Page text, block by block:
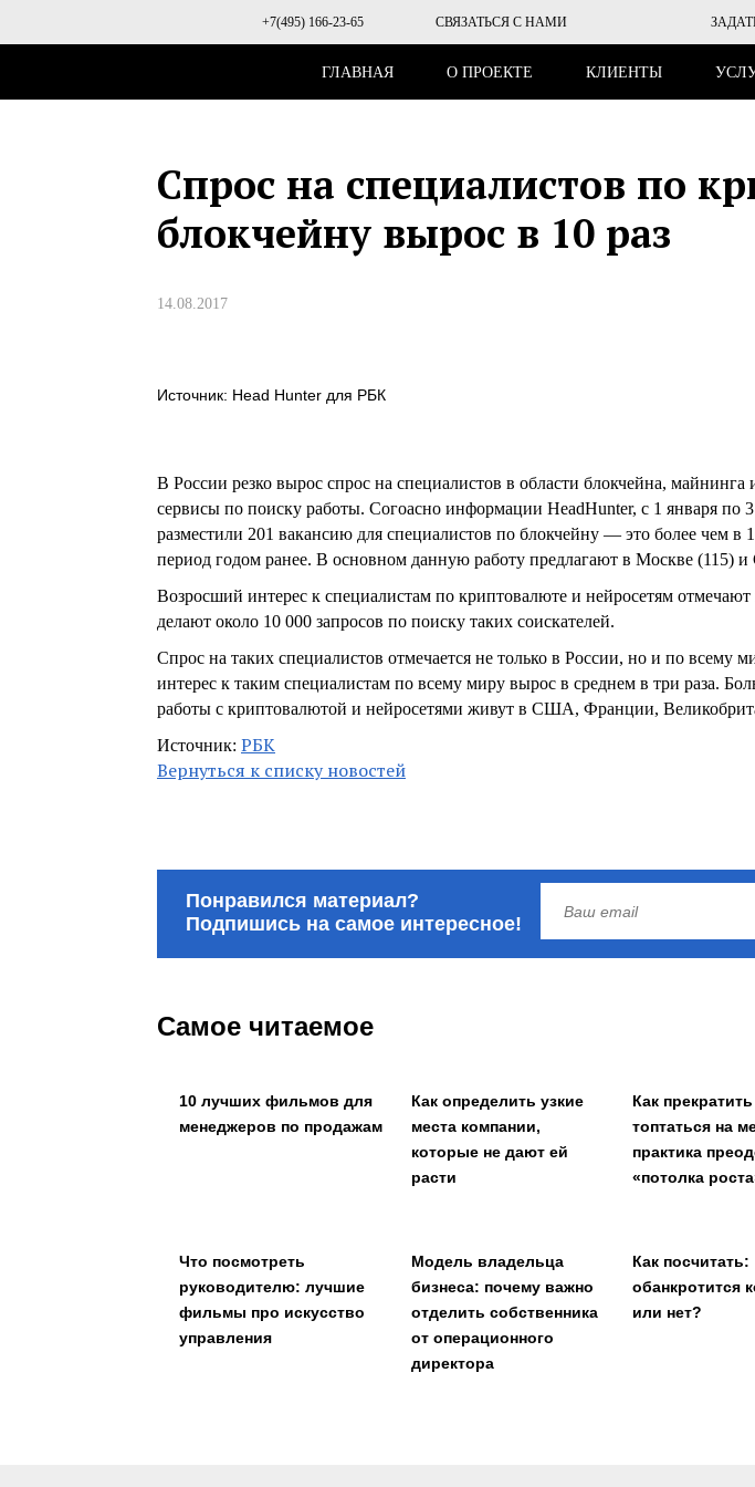
+7(495) 166-23-65 СВЯЗАТЬСЯ С НАМИ
ГЛАВНАЯ О ПРОЕКТЕ КЛИЕНТЫ
Спрос на специалистов по
блокчейну вырос в 10 раз
14.08.2017
Источник: Head Hunter для РБК
В России резко вырос спрос на специалистов в области блокчейна, майнинга
сервисы по поиску работы. Согоасно информации HeadHunter, с 1 января по
разместили 201 вакансию для специалистов по блокчейну — это более чем в
период годом ранее. В основном данную работу предлагают в Москве (115) и
Возросший интерес к специалистам по криптовалюте и нейросетям отмечают
делают около 10 000 запросов по поиску таких соискателей.
Спрос на таких специалистов отмечается не только в России, но и по всему
интерес к таким специалистам по всему миру вырос в среднем в три раза.
работы с криптовалютой и нейросетями живут в США, Франции,
Источник: РБК
Вернуться к списку новостей
Понравился материал?
Подпишись на самое интересное!
Самое читаемое
10 лучших фильмов для
менеджеров по продажам
Как определить узкие
места компании,
которые не дают ей
расти
Как прекратить
топтаться на
практика
«потолка
Что посмотреть
руководителю: лучшие
фильмы про искусство
управления
Модель владельца
бизнеса: почему важно
отделить собственника
от операционного
директора
Как посчитать:
обанкротится
или нет?